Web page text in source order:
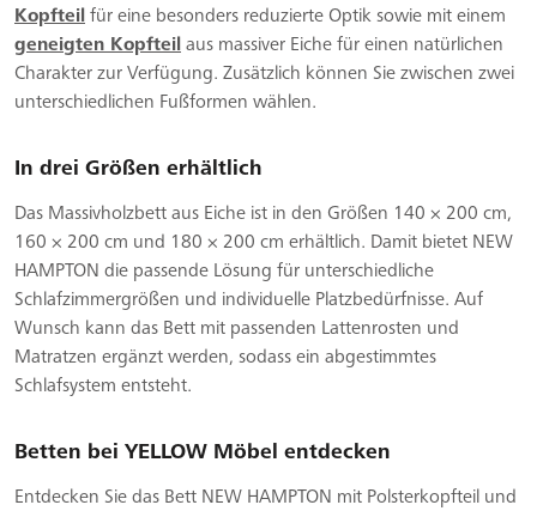
Kopfteil für eine besonders reduzierte Optik sowie mit einem
geneigten Kopfteil aus massiver Eiche für einen natürlichen
Charakter zur Verfügung. Zusätzlich können Sie zwischen zwei
unterschiedlichen Fußformen wählen.
In drei Größen erhältlich
Das Massivholzbett aus Eiche ist in den Größen 140 × 200 cm,
160 × 200 cm und 180 × 200 cm erhältlich. Damit bietet NEW
HAMPTON die passende Lösung für unterschiedliche
Schlafzimmergrößen und individuelle Platzbedürfnisse. Auf
Wunsch kann das Bett mit passenden Lattenrosten und
Matratzen ergänzt werden, sodass ein abgestimmtes
Schlafsystem entsteht.
Betten bei YELLOW Möbel entdecken
Entdecken Sie das Bett NEW HAMPTON mit Polsterkopfteil und